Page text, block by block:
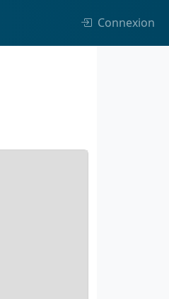
Connexion